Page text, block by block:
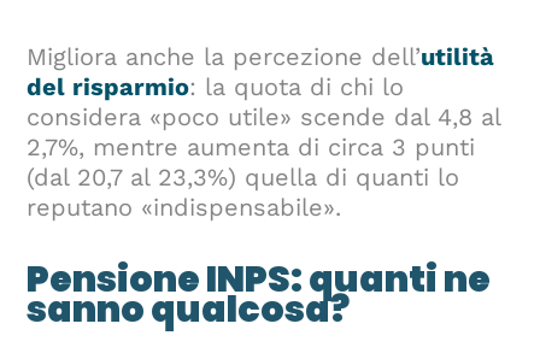
Migliora anche la percezione dell’utilità
del risparmio: la quota di chi lo
considera «poco utile» scende dal 4,8 al
2,7%, mentre aumenta di circa 3 punti
(dal 20,7 al 23,3%) quella di quanti lo
reputano «indispensabile».
Pensione INPS: quanti ne
sanno qualcosa?